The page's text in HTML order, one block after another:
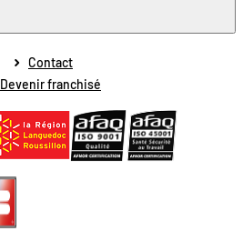
Contact
Devenir franchisé